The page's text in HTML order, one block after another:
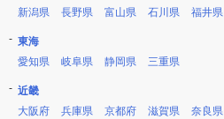
新潟県
長野県 富山県 石川県 福井県
東海
愛知県
岐阜県 静岡県 三重県
近畿
大阪府
兵庫県 京都府 滋賀県 奈良県